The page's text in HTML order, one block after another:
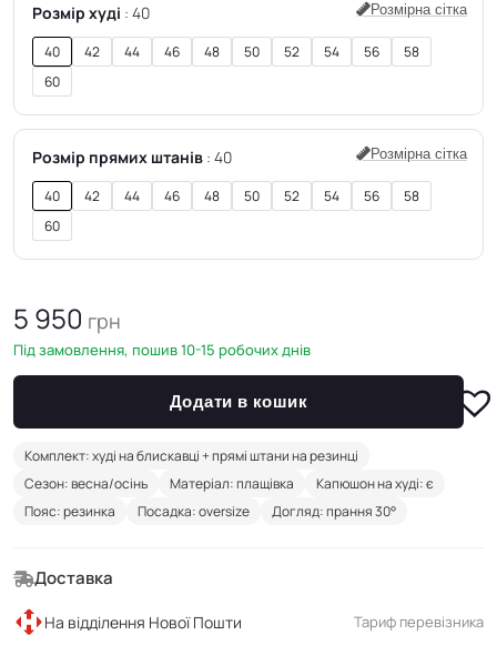
Розмір худі 40 Розмірна сітка
40 42 44 46 48 50 52 54 56
58
60
Розмір прямих штанів 40 Розмірна сітка
40 42 44 46 48 50 52 54 56
58
60
5 950 грн
Під замовлення, пошив 10-15 робочих днів
Додати в кошик
Комплект: худі на блискавці + прямі штани на резинці
Сезон: весна/осінь
Матеріал: плащівка
Капюшон на худі: є
Пояс: резинка
Посадка: oversize Догляд: прання 30°
Доставка
На відділення Нової Пошти Тариф перевізника